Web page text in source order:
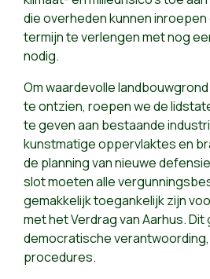
die overheden kunnen inroepen
termijn te verlengen met nog
nodig.
Om waardevolle
te ontzien, roepen we de
te geven aan bestaande
kunstmatige oppervlaktes en
de planning van nieuwe
slot moeten alle
gemakkelijk toegankelijk zijn
met het Verdrag van Aarhus.
democratische
procedures.